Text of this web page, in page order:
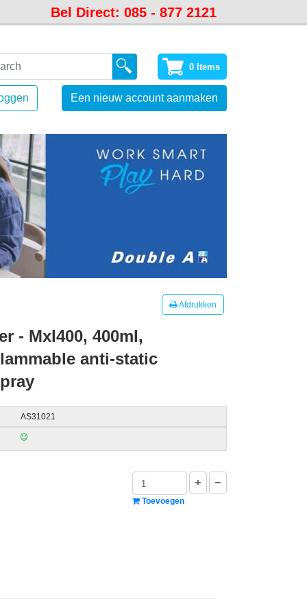
Bel Direct: 085 - 877 2121
0 Items
Een nieuw account aanmaken
Afdrukken
- Mxl400, 400ml,
anti-static
AS31021
Toevoegen